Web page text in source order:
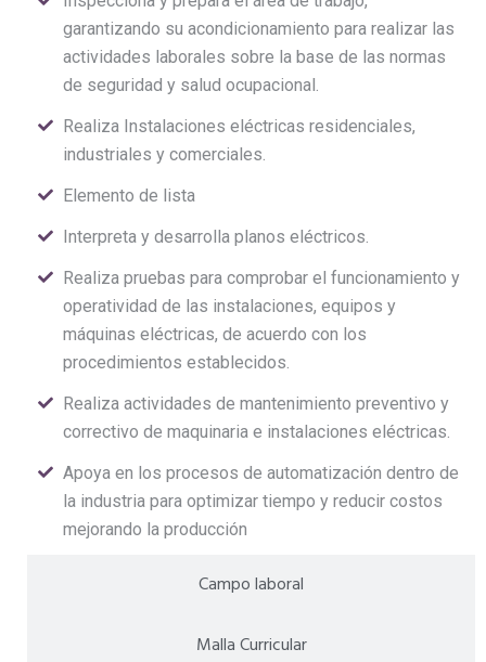
Campo laboral
Malla Curricular
garantizando su acondicionamiento para realizar las
actividades laborales sobre la base de las normas
de seguridad y salud ocupacional.
Realiza Instalaciones eléctricas residenciales,
industriales y comerciales.
Elemento de lista
Interpreta y desarrolla planos eléctricos.
Realiza pruebas para comprobar el funcionamiento y
operatividad de las instalaciones, equipos y
máquinas eléctricas, de acuerdo con los
procedimientos establecidos.
Realiza actividades de mantenimiento preventivo y
correctivo de maquinaria e instalaciones eléctricas.
Apoya en los procesos de automatización dentro de
la industria para optimizar tiempo y reducir costos
mejorando la producción